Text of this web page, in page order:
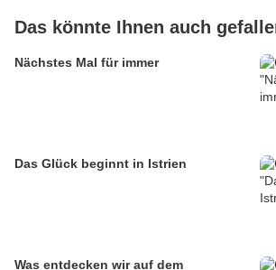
Das könnte Ihnen auch
Nächstes Mal für immer
Das Glück beginnt in Istrien
Was entdecken wir auf dem